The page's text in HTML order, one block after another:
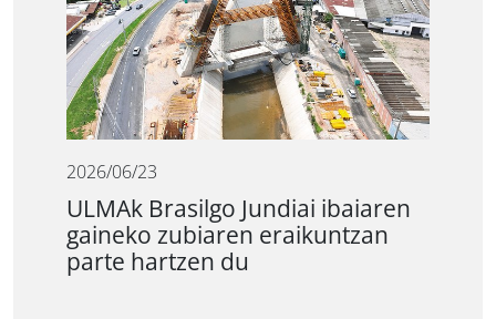
2026/06/23
ULMAk Brasilgo Jundiai ibaiaren
gaineko zubiaren eraikuntzan
parte hartzen du